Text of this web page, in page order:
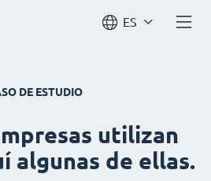
ES
DE ESTUDIO
utilizan
algunas de ellas.